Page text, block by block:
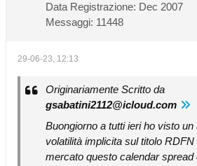
Data Registrazione: Dec 2007
Messaggi: 11448
29-06-23, 12:13
Originariamente Scritto da
gsabatini2112@icloud.com
Buongiorno a tutti ieri ho visto un
volatilità implicita sul titolo
mercato questo calendar spread